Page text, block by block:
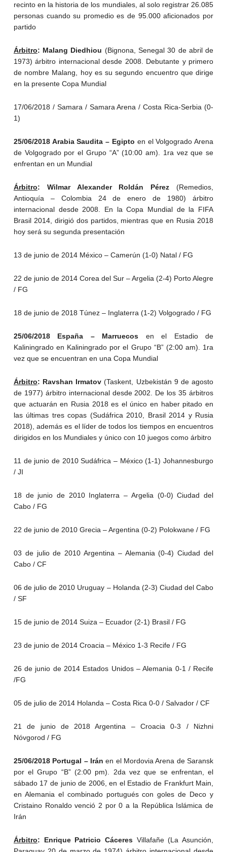
recinto en la historia de los mundiales, al solo registrar 26.085
personas cuando su promedio es de 95.000 aficionados por
partido
Árbitro: Malang Diedhiou (Bignona, Senegal 30 de abril de
1973) árbitro internacional desde 2008. Debutante y primero
de nombre Malang, hoy es su segundo encuentro que dirige
en la presente Copa Mundial
17/06/2018 / Samara / Samara Arena / Costa Rica-Serbia (0-
1)
25/06/2018 Arabia Saudita – Egipto en el Volgogrado Arena
de Volgogrado por el Grupo “A” (10:00 am). 1ra vez que se
enfrentan en un Mundial
Árbitro: Wilmar Alexander Roldán Pérez (Remedios,
Antioquía – Colombia 24 de enero de 1980) árbitro
internacional desde 2008. En la Copa Mundial de la FIFA
Brasil 2014, dirigió dos partidos, mientras que en Rusia 2018
hoy será su segunda presentación
13 de junio de 2014 México – Camerún (1-0) Natal / FG
22 de junio de 2014 Corea del Sur – Argelia (2-4) Porto Alegre
/ FG
18 de junio de 2018 Túnez – Inglaterra (1-2) Volgogrado / FG
25/06/2018 España – Marruecos en el Estadio de
Kaliningrado en Kaliningrado por el Grupo “B” (2:00 am). 1ra
vez que se encuentran en una Copa Mundial
Árbitro: Ravshan Irmatov (Taskent, Uzbekistán 9 de agosto
de 1977) árbitro internacional desde 2002. De los 35 árbitros
que actuarán en Rusia 2018 es el único en haber pitado en
las últimas tres copas (Sudáfrica 2010, Brasil 2014 y Rusia
2018), además es el líder de todos los tiempos en encuentros
dirigidos en los Mundiales y único con 10 juegos como árbitro
11 de junio de 2010 Sudáfrica – México (1-1) Johannesburgo
/ JI
18 de junio de 2010 Inglaterra – Argelia (0-0) Ciudad del
Cabo / FG
22 de junio de 2010 Grecia – Argentina (0-2) Polokwane / FG
03 de julio de 2010 Argentina – Alemania (0-4) Ciudad del
Cabo / CF
06 de julio de 2010 Uruguay – Holanda (2-3) Ciudad del Cabo
/ SF
15 de junio de 2014 Suiza – Ecuador (2-1) Brasil / FG
23 de junio de 2014 Croacia – México 1-3 Recife / FG
26 de junio de 2014 Estados Unidos – Alemania 0-1 / Recife
/FG
05 de julio de 2014 Holanda – Costa Rica 0-0 / Salvador / CF
21 de junio de 2018 Argentina – Croacia 0-3 / Nizhni
Nóvgorod / FG
25/06/2018 Portugal – Iránen el Mordovia Arena de Saransk
por el Grupo “B” (2:00 pm). 2da vez que se enfrentan, el
sábado 17 de junio de 2006, en el Estadio de Frankfurt Main,
en Alemania el combinado portugués con goles de Deco y
Cristaino Ronaldo venció 2 por 0 a la República Islámica de
Irán
Árbitro: Enrique Patricio Cáceres Villafañe (La Asunción,